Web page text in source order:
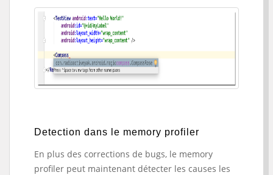
Detection dans le memory profiler
En plus des corrections de bugs, le memory
profiler peut maintenant détecter les causes les